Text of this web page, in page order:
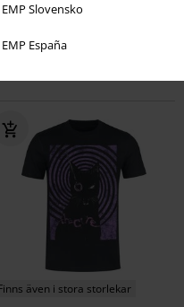
EMP Slovensko
EMP España
West Ham Jersey
även i stora storlekar